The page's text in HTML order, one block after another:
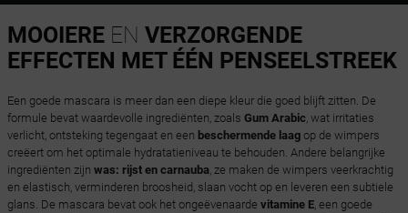
MOOIEREEN VERZORGENDE
EFFECTEN MET ÉÉN PENSEELSTREEK
Een goede mascara is meer dan een diepe kleur die goed blijft zitten. De
formule bevat waardevolle ingrediënten, zoals Gum Arabic , wat irritaties
verlicht, ontsteking tegengaat en een beschermende laagop de wimpers
creëert om het optimale hydratatieniveau te behouden. Andere belangrijke
ingrediënten zijn was: rijst en carnauba , ze maken de wimpers veerkrachtig
en elastisch, verminderen broosheid, slaan vocht op en leveren een subtiele
glans. De mascara bevat ook het ongeëvenaarde vitamine E, een goede